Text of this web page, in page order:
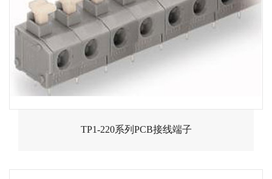
TP1-220系列PCB接线端子